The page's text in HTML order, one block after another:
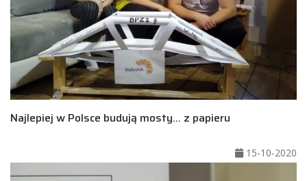
Najlepiej w Polsce budują mosty… z papieru
15-10-2020